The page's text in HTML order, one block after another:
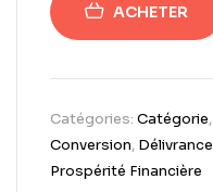
ACHETER
Catégories: Catégorie,
Conversion, Délivrance
Prospérité Financière